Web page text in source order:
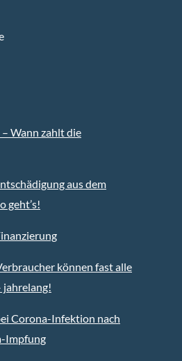
Wann zahlt die
aus dem
geht’s!
können fast alle
Corona-Infektion nach
Impfung